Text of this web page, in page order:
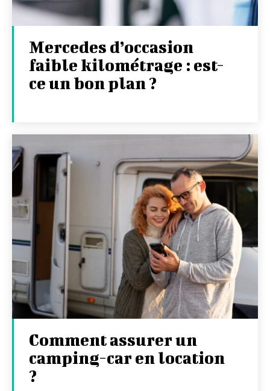
Mercedes d’occasion
faible kilométrage : est-
ce un bon plan ?
Comment assurer un
camping-car en location
?